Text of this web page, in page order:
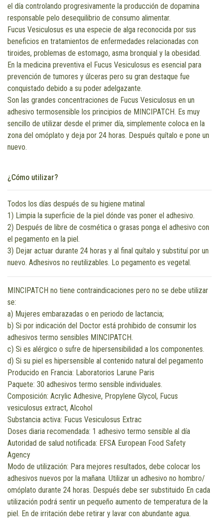
el día controlando progresivamente la producción de dopamina
responsable pelo desequilibrio de consumo alimentar.
Fucus Vesiculosus es una especie de alga reconocida por sus
beneficios en tratamientos de enfermedades relacionadas con
tiroides, problemas de estomago, asma bronquial y la obesidad.
En la medicina preventiva el Fucus Vesiculosus es esencial para
prevención de tumores y úlceras pero su gran destaque fue
conquistado debido a su poder adelgazante.
Son las grandes concentraciones de Fucus Vesiculosus en un
adhesivo termosensible los principios de MINCIPATCH. Es muy
sencillo de utilizar desde el primer día, simplemente coloca en la
zona del omóplato y deja por 24 horas. Después quítalo e pone un
nuevo.
¿Cómo utilizar?
Todos los días después de su higiene matinal
1) Limpia la superficie de la piel dónde vas poner el adhesivo.
2) Después de libre de cosmética o grasas ponga el adhesivo con
el pegamento en la piel.
3) Dejar actuar durante 24 horas y al final quítalo y substituí por un
nuevo. Adhesivos no reutilizables. Lo pegamento es vegetal.
MINCIPATCH no tiene contraindicaciones pero no se debe utilizar
se:
a) Mujeres embarazadas o en periodo de lactancia;
b) Si por indicación del Doctor está prohibido de consumir los
adhesivos termo sensibles MINCIPATCH.
c) Si es alérgico o sufre de hipersensibilidad a los componentes.
d) Si su piel es hipersensible al contenido natural del pegamento
Producido en Francia: Laboratorios Larune Paris
Paquete: 30 adhesivos termo sensible individuales.
Composición: Acrylic Adhesive, Propylene Glycol, Fucus
vesiculosus extract, Alcohol
Substancia activa: Fucus Vesiculosus Extrac
Doses diaria recomendada: 1 adhesivo termo sensible al día
Autoridad de salud notificada: EFSA European Food Safety
Agency
Modo de utilización: Para mejores resultados, debe colocar los
adhesivos nuevos por la mañana. Utilizar un adhesivo no hombro/
omóplato durante 24 horas. Después debe ser substituido En cada
utilización podrá sentir un pequeño aumento de temperatura de la
piel. En de irritación debe retirar y lavar con abundante agua.